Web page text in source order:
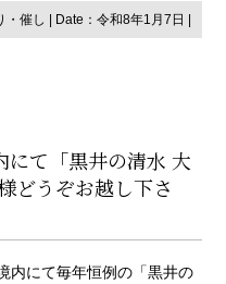
・催し | Date：令和8年1月7日 |
にて「黒井の清水 大
どうぞお越し下さ
内にて毎年恒例の「黒井の